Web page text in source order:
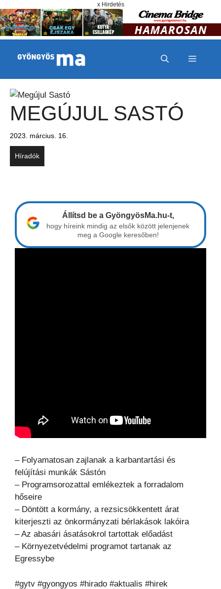
x Hirdetés
MENÜ
MEGÚJUL SASTÓ
2023. március. 16.
Híradók
Állítsd be a GyöngyösMa.hu-t,
hogy híreink mindig az elsők között jelenjenek
meg a Google keresőben!
– Folyamatosan zajlanak a karbantartási és
felújítási munkák Sástón
– Programsorozattal emlékeztek a forradalom
hőseire
– Döntött a kormány, a rezsicsökkentett árat
kiterjeszti az önkormányzati bérlakások lakóira
– Az abasári ásatásokrol tartottak előadást
– Környezetvédelmi programot tartanak az
Egressybe
#gytv #gyongyos #hirado #aktualis #hirek